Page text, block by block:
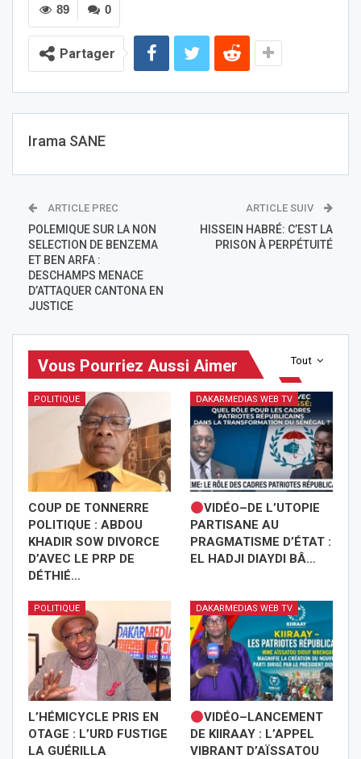
0
89
Partager
Irama SANE
ARTICLE PREC
POLEMIQUE SUR LA NON
SELECTION DE BENZEMA
ET BEN ARFA :
DESCHAMPS MENACE
D’ATTAQUER CANTONA EN
JUSTICE
ARTICLE SUIV
HISSEIN HABRÉ: C’EST LA
PRISON À PERPÉTUITÉ
Tout
Vous Pourriez Aussi Aimer
POLITIQUE
COUP DE TONNERRE
POLITIQUE : ABDOU
KHADIR SOW DIVORCE
D’AVEC LE PRP DE
DÉTHIÉ…
DAKARMEDIAS WEB TV
VIDÉO–DE L’UTOPIE
PARTISANE AU
PRAGMATISME D’ÉTAT :
EL HADJI DIAYDI BÂ…
POLITIQUE
L’HÉMICYCLE PRIS EN
OTAGE : L’URD FUSTIGE
LA GUÉRILLA
DAKARMEDIAS WEB TV
VIDÉO–LANCEMENT
DE KIIRAAY : L’APPEL
VIBRANT D’AÏSSATOU